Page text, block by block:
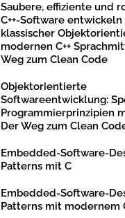
Saubere, effiziente und
C++-Software
klassischer
modernen C++
Weg zum Clean Code
Objektorientierte
Softwareentwicklung:
Programmierprinzipien
Der Weg zum Clean
Embedded-Software-
Patterns mit C
Embedded-Software-
Patterns mit modernem